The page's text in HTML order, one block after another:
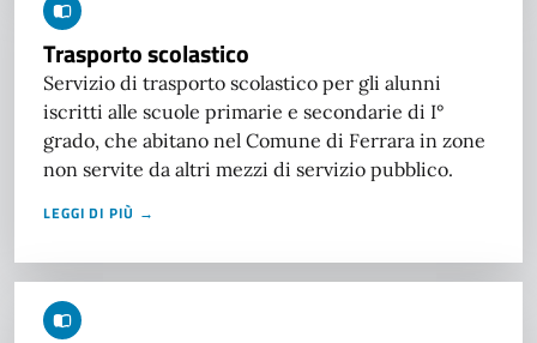
Trasporto scolastico
Servizio di trasporto scolastico per gli alunni
iscritti alle scuole primarie e secondarie di I°
grado, che abitano nel Comune di Ferrara in zone
non servite da altri mezzi di servizio pubblico.
LEGGI DI PIÙ →